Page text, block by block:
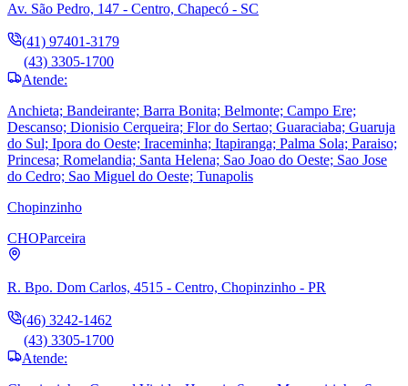
Av. São Pedro, 147 - Centro, Chapecó - SC
(41) 97401-3179
(43) 3305-1700
Atende:
Anchieta; Bandeirante; Barra Bonita; Belmonte; Campo Ere;
Descanso; Dionisio Cerqueira; Flor do Sertao; Guaraciaba; Guaruja
do Sul; Ipora do Oeste; Iraceminha; Itapiranga; Palma Sola; Paraiso;
Princesa; Romelandia; Santa Helena; Sao Joao do Oeste; Sao Jose
do Cedro; Sao Miguel do Oeste; Tunapolis
Chopinzinho
CHOParceira
R. Bpo. Dom Carlos, 4515 - Centro, Chopinzinho - PR
(46) 3242-1462
(43) 3305-1700
Atende: